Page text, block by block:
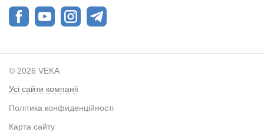
© 2026 VEKA
Усі сайти компанії
Політика конфиденційності
Карта сайту